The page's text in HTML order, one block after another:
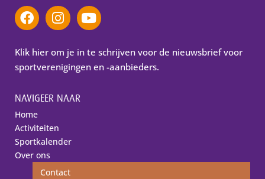
Klik hier om je in te schrijven voor de nieuwsbrief voor
sportverenigingen en -aanbieders.
NAVIGEER NAAR
Home
Activiteiten
Sportkalender
Over ons
Contact